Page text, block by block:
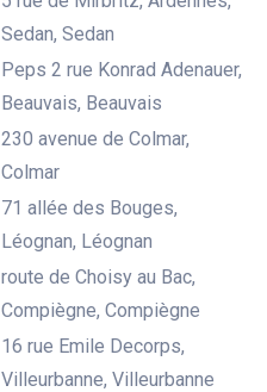
Sedan, Sedan
Peps 2 rue Konrad Adenauer,
Beauvais, Beauvais
230 avenue de Colmar,
Colmar
71 allée des Bouges,
Léognan, Léognan
route de Choisy au Bac,
Compiègne, Compiègne
16 rue Emile Decorps,
Villeurbanne, Villeurbanne